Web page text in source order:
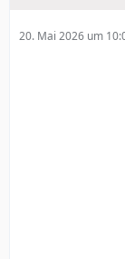
20. Mai 2026 um